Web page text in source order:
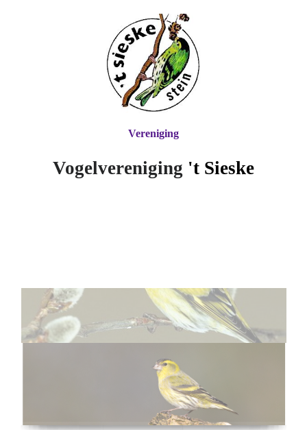
Vogelvereniging 't Sieske
Vereniging